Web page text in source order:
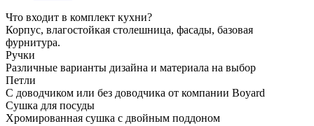
Что входит в комплект кухни?
Корпус, влагостойкая столешница, фасады, базовая
фурнитура.
Ручки
Различные варианты дизайна и материала на выбор
Петли
С доводчиком или без доводчика от компании Boyard
Сушка для посуды
Хромированная сушка с двойным поддоном